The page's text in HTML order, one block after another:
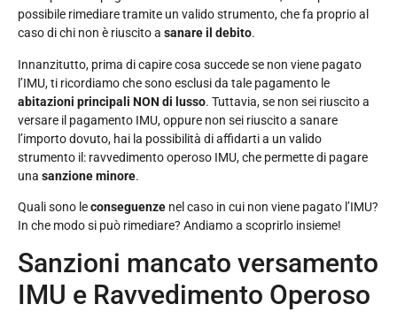
possibile rimediare tramite un valido strumento, che fa proprio al
caso di chi non è riuscito a sanare il debito.
Innanzitutto, prima di capire cosa succede se non viene pagato
l’IMU, ti ricordiamo che sono esclusi da tale pagamento le
abitazioni principali NON di lusso. Tuttavia, se non sei riuscito a
versare il pagamento IMU, oppure non sei riuscito a sanare
l’importo dovuto, hai la possibilità di affidarti a un valido
strumento il: ravvedimento operoso IMU, che permette di pagare
una sanzione minore.
Quali sono leconseguenze nel caso in cui non viene pagato l’IMU?
In che modo si può rimediare? Andiamo a scoprirlo insieme!
Sanzioni mancato versamento
IMU e Ravvedimento Operoso